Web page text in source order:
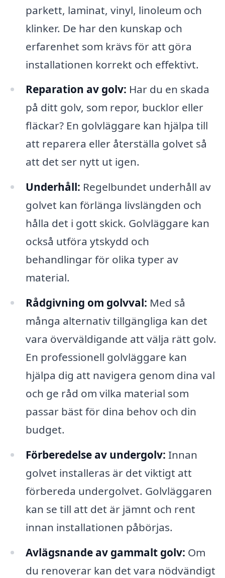
parkett, laminat, vinyl, linoleum och
klinker. De har den kunskap och
erfarenhet som krävs för att göra
installationen korrekt och effektivt.
Reparation av golv: Har du en skada
på ditt golv, som repor, bucklor eller
fläckar? En golvläggare kan hjälpa till
att reparera eller återställa golvet så
att det ser nytt ut igen.
Underhåll: Regelbundet underhåll av
golvet kan förlänga livslängden och
hålla det i gott skick. Golvläggare kan
också utföra ytskydd och
behandlingar för olika typer av
material.
Rådgivning om golvval: Med så
många alternativ tillgängliga kan det
vara överväldigande att välja rätt golv.
En professionell golvläggare kan
hjälpa dig att navigera genom dina val
och ge råd om vilka material som
passar bäst för dina behov och din
budget.
Förberedelse av undergolv: Innan
golvet installeras är det viktigt att
förbereda undergolvet. Golvläggaren
kan se till att det är jämnt och rent
innan installationen påbörjas.
Avlägsnande av gammalt golv: Om
du renoverar kan det vara nödvändigt